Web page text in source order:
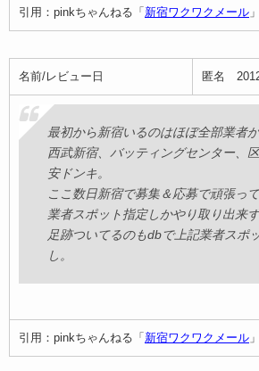
引用：pinkちゃんねる「 新宿ワクワクメール
名前/レビュー日 匿名
最初から新宿いるのはほぼ全部業者
西武新宿、バッティングセンター、
安ドンキ。
ここ数日新宿で募集＆応募で頑張っ
業者スポット指定しかやり取り出来ず
足跡ついてるのもdbで上記業者スポ
し。
引用：pinkちゃんねる「 新宿ワクワクメール